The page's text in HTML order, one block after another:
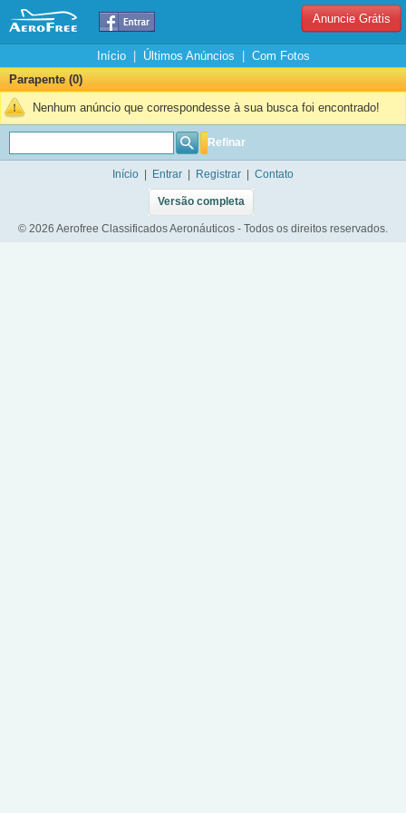
Anuncie Grátis
Início| Últimos Anúncios
Com Fotos
Parapente (0)
Nenhum anúncio que correspondesse à sua busca foi encontrado!
Refinar
Início Entrar Registrar Contato
Versão completa
© 2026 Aerofree Classificados Aeronáuticos - Todos os direitos reservados.